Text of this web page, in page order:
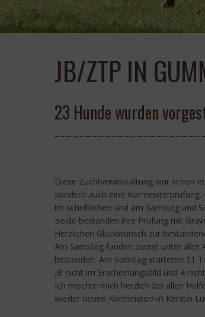
JB/ZTP IN
23 Hunde wurden
Diese Zuchtveranstaltung war schon
sondern auch eine
im schriftlichen und am Samstag und
Beide bestanden ihre Prüfung mit
Herzlichen Glückwunsch zur
Am Samstag fanden zuerst unter aller
bestanden. Am Sonntag starteten 11
JB nicht im Erscheinungsbild und 4
Ich möchte mich herzlich bei allen
wieder neuen Körmeister/-in Kerstin